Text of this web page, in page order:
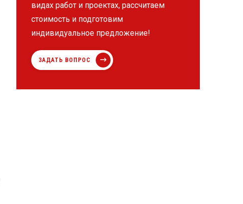
видах работ и проектах, рассчитаем
стоимость и подготовим
индивидуальное предложение!
ЗАДАТЬ ВОПРОС